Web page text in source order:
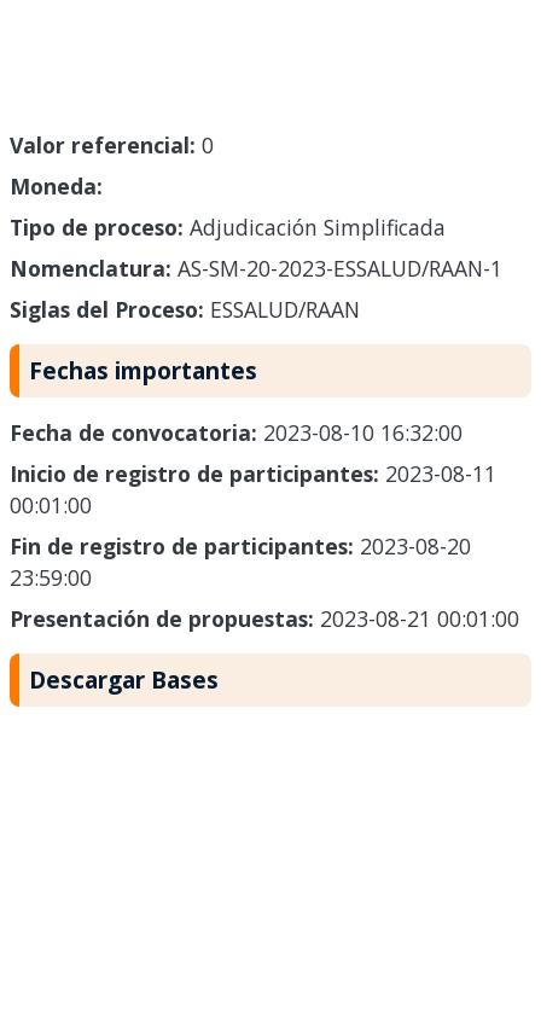
Valor referencial: 0
Moneda:
Tipo de proceso: Adjudicación Simplificada
Nomenclatura: AS-SM-20-2023-ESSALUD/RAAN-1
Siglas del Proceso: ESSALUD/RAAN
Fechas importantes
Fecha de convocatoria: 2023-08-10 16:32:00
Inicio de registro de participantes: 2023-08-11
00:01:00
Fin de registro de participantes: 2023-08-20
23:59:00
Presentación de propuestas: 2023-08-21 00:01:00
Descargar Bases